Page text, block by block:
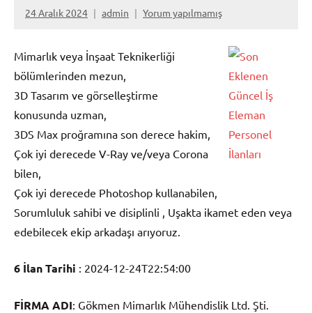
24 Aralık 2024 admin Yorum yapılmamış
Mimarlık veya İnşaat Teknikerliği
bölümlerinden mezun,
3D Tasarım ve görselleştirme
konusunda uzman,
3DS Max proğramına son derece hakim,
Çok iyi derecede V-Ray ve/veya Corona
bilen,
Çok iyi derecede Photoshop kullanabilen,
Sorumluluk sahibi ve disiplinli , Uşakta ikamet eden veya
edebilecek ekip arkadaşı arıyoruz.
6 İlan Tarihi : 2024-12-24T22:54:00
FİRMA ADI: Gökmen Mimarlık Mühendislik Ltd. Şti.